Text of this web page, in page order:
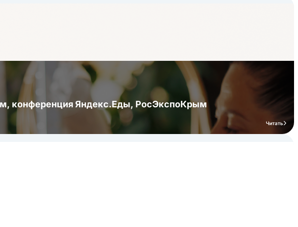
конференция Яндекс.Еды, РосЭкспоКрым
Читать